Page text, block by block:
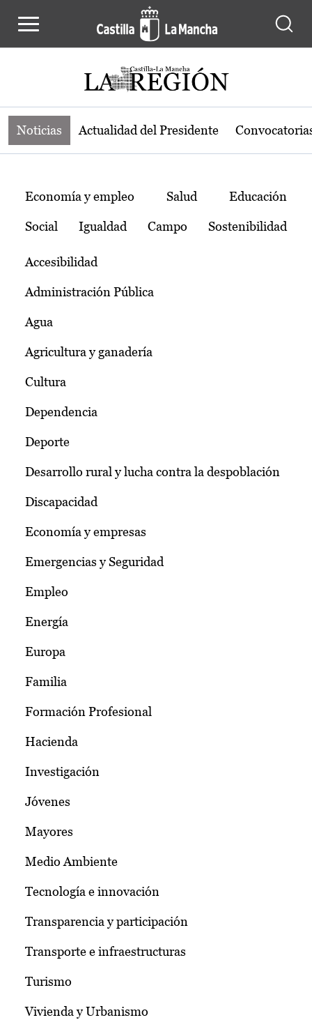
Noticias de la región de Castilla-La
Noticias Actualidad del Presidente
Temas
Economía y empleo Salud Educación
Social Igualdad Campo Sostenibilidad
Accesibilidad
Administración Pública
Agua
Agricultura y ganadería
Cultura
Dependencia
Deporte
Desarrollo rural y lucha contra la despoblación
Discapacidad
Economía y empresas
Emergencias y Seguridad
Empleo
Energía
Europa
Familia
Formación Profesional
Hacienda
Investigación
Jóvenes
Mayores
Medio Ambiente
Tecnología e innovación
Transparencia y participación
Transporte e infraestructuras
Turismo
Vivienda y Urbanismo